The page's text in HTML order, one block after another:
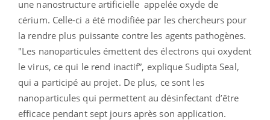
une nanostructure artificielle appelée oxyde de
cérium. Celle-ci a été modifiée par les chercheurs pour
la rendre plus puissante contre les agents pathogènes.
"Les nanoparticules émettent des électrons qui oxydent
le virus, ce qui le rend inactif”, expliqueSudipta Seal,
qui a participé au projet. De plus, ce sont les
nanoparticules qui permettent au désinfectant d’être
efficace pendant sept jours après son application.